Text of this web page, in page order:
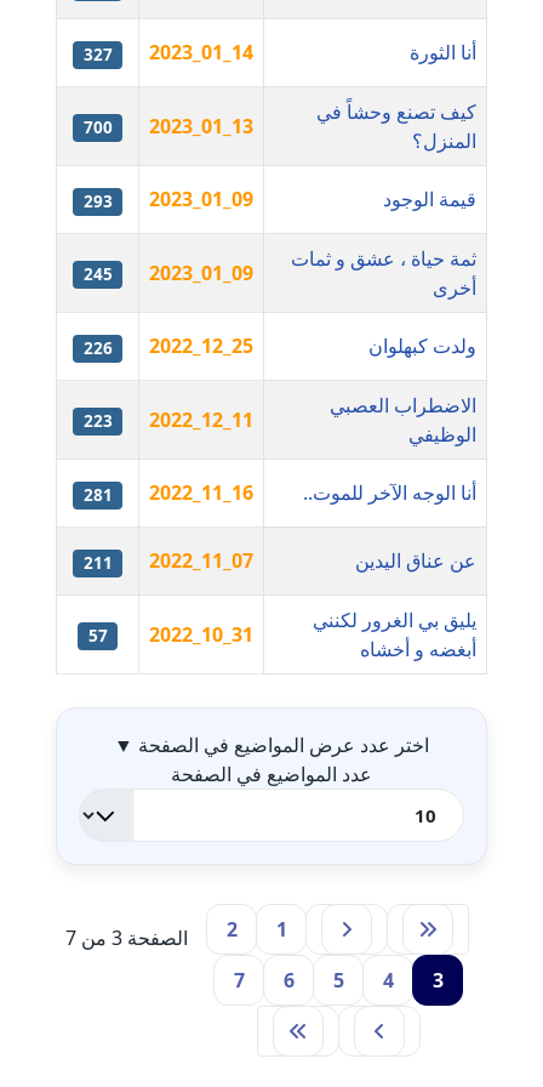
مدونة اشرف الكرم
عاملة
مدونة اشرف النجار
مدونة السيده فوزي
عاملة
مدونة آمال صالح
عاملة
مدونة أماني بالحاج
معلق
مدونة أماني عز الدين
عاملة
مدونة أمل الخولي
عاملة
عاملة
مدونة أمل زيادة
عاملة
مدونة امل محمود
أنا الثورة 2023_01_14
327
كيف تصنع وحشاً في
المنزل؟
2023_01_13
700
قيمة الوجود 2023_01_09
293
ثمة حياة ، عشق و ثمات
أخرى
2023_01_09
245
ولدت كبهلوان 2022_12_25
226
الاضطراب العصبي
الوظيفي
2022_12_11
223
أنا الوجه الآخر للموت.. 2022_11_16
281
عن عناق اليدين 2022_11_07
211
يليق بي الغرور لكنني
أبغضه و أخشاه
2022_10_31
57
اختر عدد عرض المواضيع في الصفحة ▼
عدد المواضيع في الصفحة
الصفحة 3 من 7 1
2
3
4
5
6
7